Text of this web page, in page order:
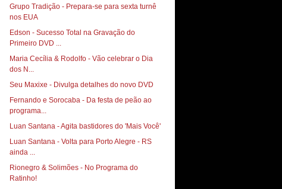
Grupo Tradição - Prepara-se para sexta turnê
nos EUA
Edson - Sucesso Total na Gravação do
Primeiro DVD ...
Maria Cecília & Rodolfo - Vão celebrar o Dia
dos N...
Seu Maxixe - Divulga detalhes do novo DVD
Fernando e Sorocaba - Da festa de peão ao
programa...
Luan Santana - Agita bastidores do 'Mais Você'
Luan Santana - Volta para Porto Alegre - RS
ainda ...
Rionegro & Solimões - No Programa do
Ratinho!‏